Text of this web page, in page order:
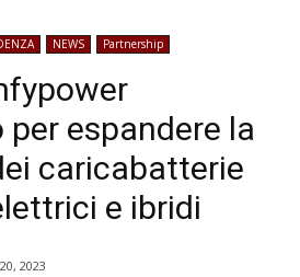
NEWS Partnership
espandere la
caricabatterie
e ibridi
2023